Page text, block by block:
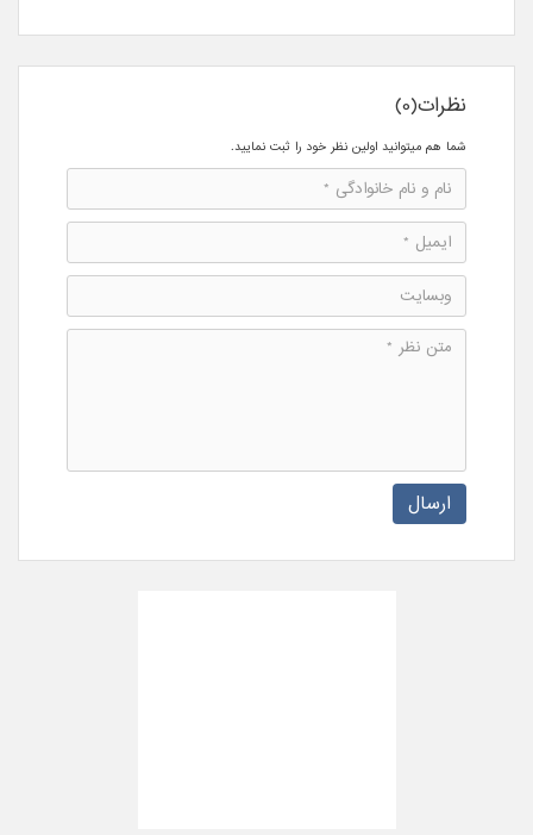
نظرات(0)
شما هم میتوانید اولین نظر خود را ثبت نمایید.
ارسال